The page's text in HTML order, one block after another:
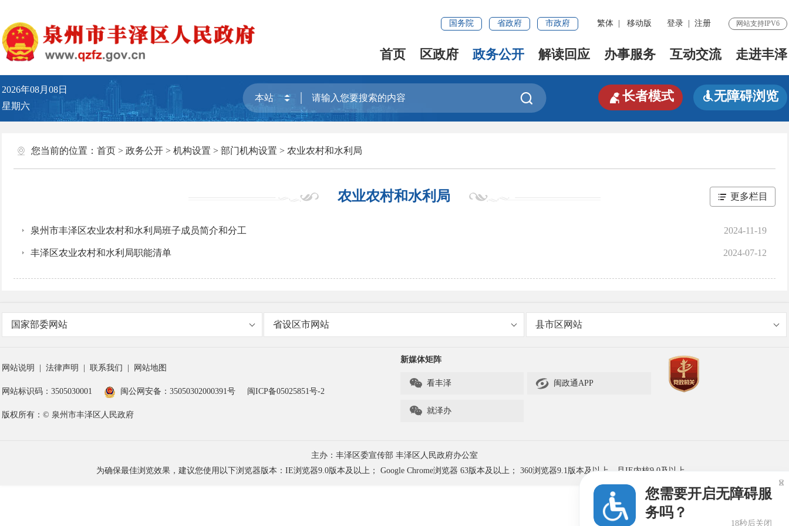
国务院 省政府 市政府 繁体 移动版 登录 注册 网站支持IPV6
首页 区政府 政务公开 解读回应 办事服务 互动交流 走进丰泽
2026年08月08日
星期六
 长者模式 无障碍浏览
您当前的位置： 首页> 政务公开> 机构设置 > 部门机构设置 > 农业农村和水利局
农业农村和水利局 更多栏目
2024-11-19
泉州市丰泽区农业农村和水利局班子成员简介和分工
2024-07-12
丰泽区农业农村和水利局职能清单
国家部委网站 省设区市网站 县市区网站
网站说明 法律声明 联系我们 网站地图
网站标识码：3505030001 闽公网安备：35050302000391号 闽ICP备05025851号-2
版权所有：© 泉州市丰泽区人民政府
新媒体矩阵
 看丰泽  闽政通APP
 就泽办
主办：丰泽区委宣传部 丰泽区人民政府办公室
为确保最佳浏览效果，建议您使用以下浏览器版本：IE浏览器9.0版本及以上； Google Chrome浏览器 63版本及以上； 360浏览器9.1版本及以上，且IE内核9.0及以上。
您需要开启无障碍服
务吗？
18秒后关闭
